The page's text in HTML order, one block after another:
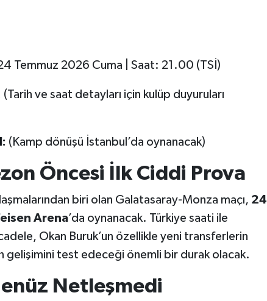
Temmuz 2026 Cuma | Saat: 21.00 (TSİ)
(Tarih ve saat detayları için kulüp duyuruları
(Kamp dönüşü İstanbul’da oynanacak)
Öncesi İlk Ciddi Prova
biri olan Galatasaray-Monza maçı, 24
Arena’da oynanacak. Türkiye saati ile
Okan Buruk’un özellikle yeni transferlerin
gelişimini test edeceği önemli bir durak olacak.
Netleşmedi